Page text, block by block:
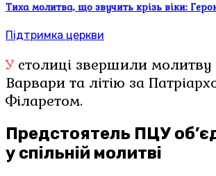
Тиха молитва, що звучить крізь віки:
Підтримка церкви
У столиці звершили молитву до святої
Варвари та літію за
Філаретом.
Предстоятель ПЦУ
у спільній молитві